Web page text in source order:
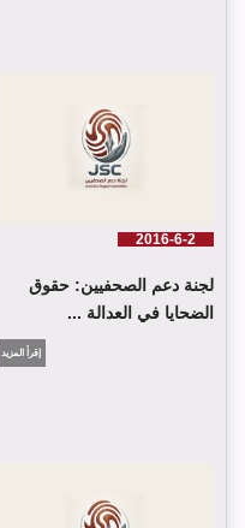
اللجنة كلمة باسم جمعية البراعم
2016-6-2
لجنة دعم الصحفيين: حقوق
الضحايا في العدالة ...
إقرأ المزيد